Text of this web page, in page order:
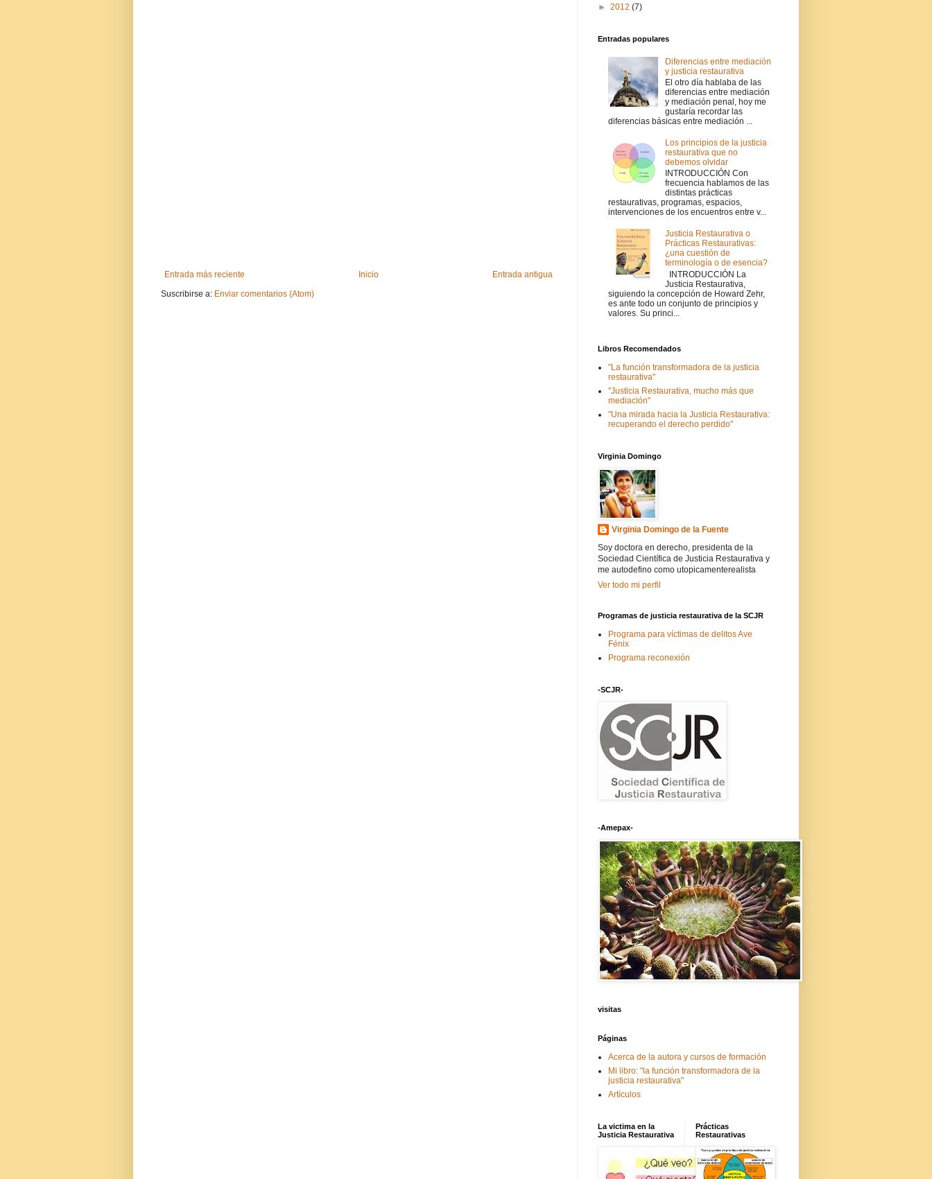
Entrada más reciente Entrada antigua
Inicio
Suscribirse a: Enviar comentarios (Atom)
► 2012 (7)
Entradas populares
Diferencias entre mediación
y justicia restaurativa
El otro día hablaba de las
diferencias entre mediación
y mediación penal, hoy me
gustaría recordar las
diferencias básicas entre mediación ...
Los principios de la justicia
restaurativa que no
debemos olvidar
INTRODUCCIÓN Con
frecuencia hablamos de las
distintas prácticas
restaurativas, programas, espacios,
intervenciones de los encuentros entre v...
Justicia Restaurativa o
Prácticas Restaurativas:
¿una cuestión de
terminología o de esencia?
INTRODUCCIÓN La
Justicia Restaurativa,
siguiendo la concepción de Howard Zehr,
es ante todo un conjunto de principios y
valores. Su princi...
Libros Recomendados
"La función transformadora de la justicia
restaurativa"
"Justicia Restaurativa, mucho más que
mediación"
"Una mirada hacia la Justicia Restaurativa:
recuperando el derecho perdido"
Virginia Domingo
Virginia Domingo de la Fuente
Soy doctora en derecho, presidenta de la
Sociedad Científica de Justicia Restaurativa y
me autodefino como utopicamenterealista
Ver todo mi perfil
Programas de justicia restaurativa de la SCJR
Programa para víctimas de delitos Ave
Fénix
Programa reconexión
-SCJR-
-Amepax-
visitas
Páginas
Acerca de la autora y cursos de formación
Mi libro: "la función transformadora de la
justicia restaurativa"
Artículos
La victima en la
Justicia Restaurativa
Prácticas
Restaurativas